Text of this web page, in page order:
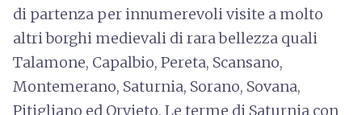
di partenza per innumerevoli visite a molto
altri borghi medievali di rara bellezza quali
Talamone, Capalbio, Pereta, Scansano,
Montemerano, Saturnia, Sorano, Sovana,
Pitigliano ed Orvieto. Le terme di Saturnia con